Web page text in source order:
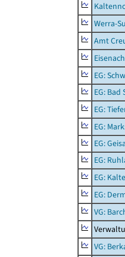
Werra-
Amt
EG:
EG:
EG:
EG:
EG:
EG:
EG:
EG:
VG:
VG: